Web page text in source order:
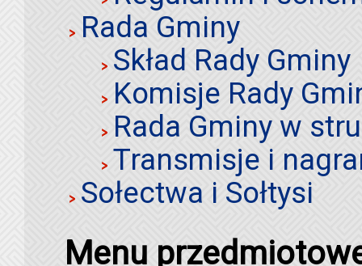
Rada Gminy
Skład Rady Gminy
Komisje Rady
Rada Gminy w
Transmisje i
Sołectwa i Sołtysi
Menu